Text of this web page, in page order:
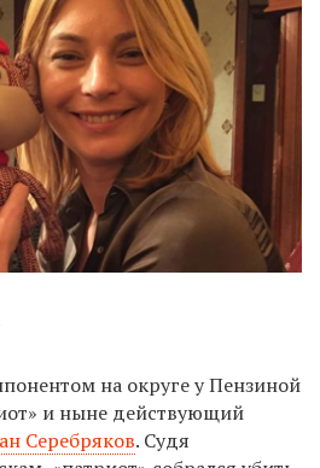
на округе у Пензиной
и ныне действующий
Серебряков. Судя